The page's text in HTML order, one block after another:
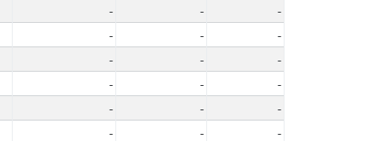
- -
-
- -
-
- -
-
- -
-
- -
-
- -
-